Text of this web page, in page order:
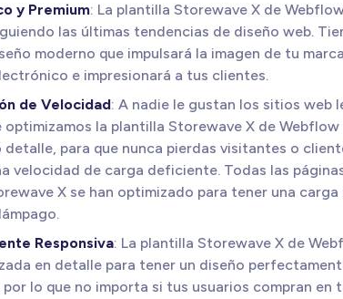
y Premium: La plantilla Storewave X de
las últimas tendencias de diseño web.
moderno que impulsará la imagen de tu
e impresionará a tus clientes.
de Velocidad: A nadie le gustan los sitios web
optimizamos la plantilla Storewave X de Webflow
detalle, para que nunca pierdas visitantes o
velocidad de carga deficiente. Todas las
X se han optimizado para tener una carga
Responsiva: La plantilla Storewave X de
en detalle para tener un diseño
por lo que no importa si tus usuarios compran en